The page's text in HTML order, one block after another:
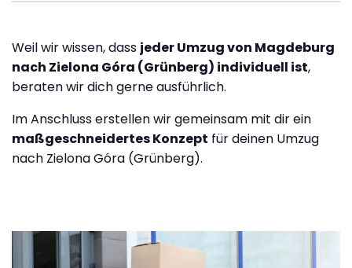
Weil wir wissen, dass jeder Umzug von Magdeburg
nach Zielona Góra (Grünberg) individuell ist,
beraten wir dich gerne ausführlich.
Im Anschluss erstellen wir gemeinsam mit dir ein
maßgeschneidertes Konzept für deinen Umzug
nach Zielona Góra (Grünberg).